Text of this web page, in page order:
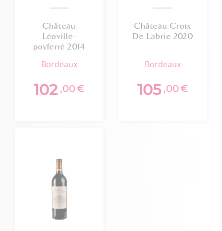
Château
Léoville-
poyferré 2014
Cru Classé
bordeaux
102 ,00€
Château Croix
De Labrie 2020
bordeaux
105 ,00€